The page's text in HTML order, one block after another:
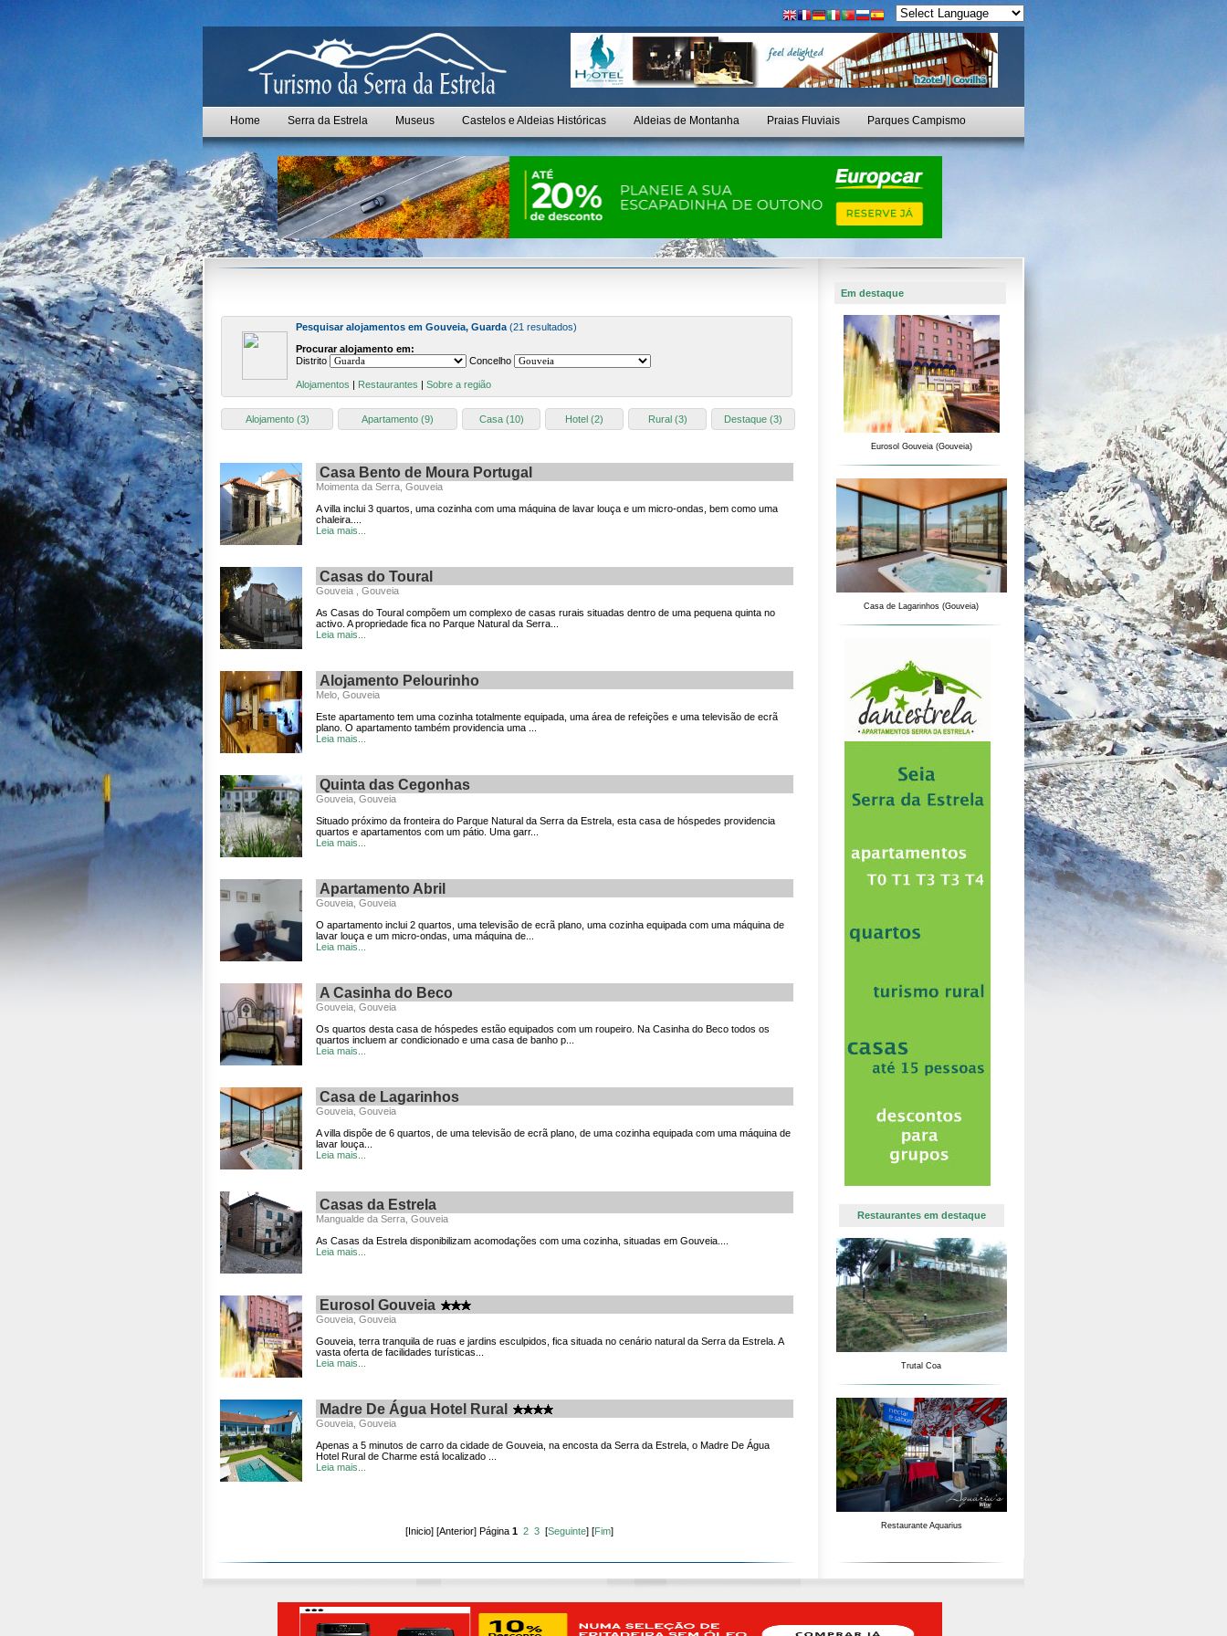
Home Serra da Estrela Museus Castelos e Aldeias Históricas Aldeias de Montanha Praias Fluviais Parques Campismo
Em destaque
Pesquisar alojamentos em Gouveia, Guarda (21 resultados)
Procurar alojamento em:
Distrito
Concelho
Alojamentos | Restaurantes | Sobre a região
Alojamento (3) Apartamento (9) Casa (10) Hotel (2) Rural (3) Destaque (3)
Casa Bento de Moura Portugal
Moimenta da Serra, Gouveia
A villa inclui 3 quartos, uma cozinha com uma máquina de lavar louça e um micro-ondas, bem como uma
chaleira....
Leia mais...
Casas do Toural
Gouveia , Gouveia
As Casas do Toural compõem um complexo de casas rurais situadas dentro de uma pequena quinta no
activo. A propriedade fica no Parque Natural da Serra...
Leia mais...
Alojamento Pelourinho
Melo, Gouveia
Este apartamento tem uma cozinha totalmente equipada, uma área de refeições e uma televisão de ecrã
plano. O apartamento também providencia uma ...
Leia mais...
Quinta das Cegonhas
Gouveia, Gouveia
Situado próximo da fronteira do Parque Natural da Serra da Estrela, esta casa de hóspedes providencia
quartos e apartamentos com um pátio. Uma garr...
Leia mais...
Apartamento Abril
Gouveia, Gouveia
O apartamento inclui 2 quartos, uma televisão de ecrã plano, uma cozinha equipada com uma máquina de
lavar louça e um micro-ondas, uma máquina de...
Leia mais...
A Casinha do Beco
Gouveia, Gouveia
Os quartos desta casa de hóspedes estão equipados com um roupeiro. Na Casinha do Beco todos os
quartos incluem ar condicionado e uma casa de banho p...
Leia mais...
Casa de Lagarinhos
Gouveia, Gouveia
A villa dispõe de 6 quartos, de uma televisão de ecrã plano, de uma cozinha equipada com uma máquina de
lavar louça...
Leia mais...
Casas da Estrela
Mangualde da Serra, Gouveia
As Casas da Estrela disponibilizam acomodações com uma cozinha, situadas em Gouveia....
Leia mais...
Eurosol Gouveia
Gouveia, Gouveia
Gouveia, terra tranquila de ruas e jardins esculpidos, fica situada no cenário natural da Serra da Estrela. A
vasta oferta de facilidades turísticas...
Leia mais...
Madre De Água Hotel Rural
Gouveia, Gouveia
Apenas a 5 minutos de carro da cidade de Gouveia, na encosta da Serra da Estrela, o Madre De Água
Hotel Rural de Charme está localizado ...
Leia mais...
[Inicio] [Anterior] Página 1 2 3[Seguinte] [Fim]
Eurosol Gouveia (Gouveia)
Casa de Lagarinhos (Gouveia)
Restaurantes em destaque
Trutal Coa
Restaurante Aquarius